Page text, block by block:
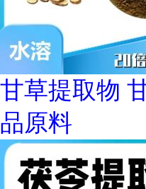
甘草提取物
品原料